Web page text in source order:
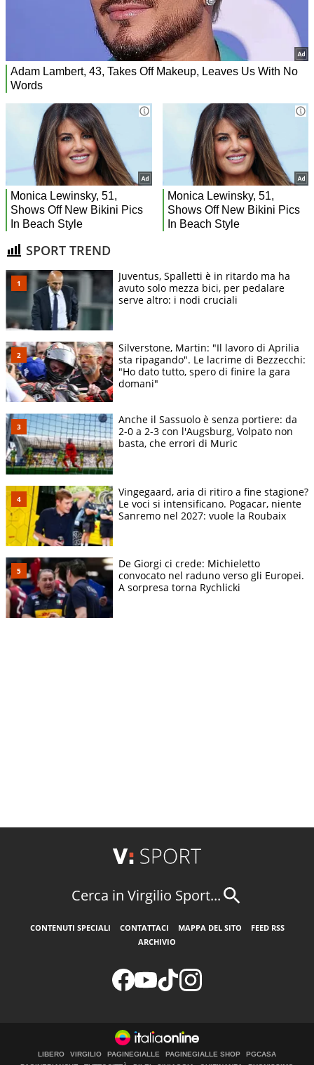
SPORT TREND
Juventus, Spalletti è in ritardo ma ha
avuto solo mezza bici, per pedalare
serve altro: i nodi cruciali
Silverstone, Martin: "Il lavoro di Aprilia
sta ripagando". Le lacrime di Bezzecchi:
"Ho dato tutto, spero di finire la gara
domani"
Anche il Sassuolo è senza portiere: da
2-0 a 2-3 con l'Augsburg, Volpato non
basta, che errori di Muric
Vingegaard, aria di ritiro a fine stagione?
Le voci si intensificano. Pogacar, niente
Sanremo nel 2027: vuole la Roubaix
De Giorgi ci crede: Michieletto
convocato nel raduno verso gli Europei.
A sorpresa torna Rychlicki
Cerca in Virgilio Sport...
CONTENUTI SPECIALI CONTATTACI MAPPA DEL SITO
FEED RSS
ARCHIVIO
LIBERO VIRGILIO PAGINEGIALLE PAGINEGIALLE SHOP
PGCASA